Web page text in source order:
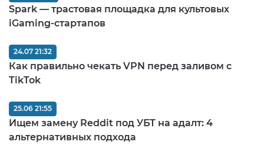
Spark — трастовая площадка для культовых
iGaming-стартапов
Как правильно чекать VPN перед заливом c
TikTok
24.07 21:32
Ищем замену Reddit под УБТ на адалт: 4
альтернативных подхода
25.06 21:55